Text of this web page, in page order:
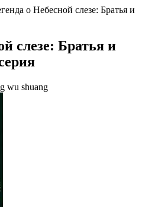
о Небесной слезе: Братья и
слезе: Братья и
wu shuang